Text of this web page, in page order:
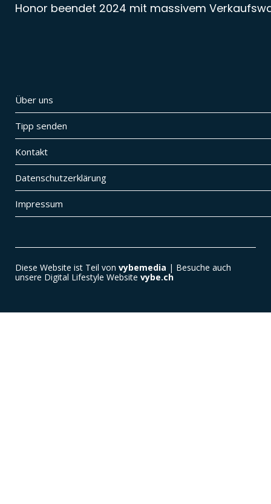
Honor beendet 2024 mit massivem
Über uns
Tipp senden
Kontakt
Datenschutzerklärung
Impressum
Diese Website ist Teil von vybemedia | Besuche auch
unsere Digital Lifestyle Website vybe.ch